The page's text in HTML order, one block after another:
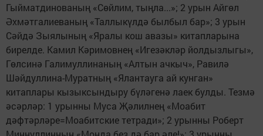
Гыйматдинованың «Сөйлим, тыңла...»; 2 урын Айгөл
Әхмәтгалиеваның «Таллыкүлдә былбыл бар»; 3 урын
Сәйдә Зыялының «Яралы кош авазы» китапларына
бирелде. Камил Кәримовнең «Игезәкләр йолдызлыгы»,
Гөлсинә Галимуллинаның «Алтын ачкыч», Равилә
Шәйдуллина-Муратның «Ялантауга ай кунган»
китаплары кызыксындыру бүләгенә лаек булды. Тезмә
әсәрләр: 1 урынны Муса Җәлилнең «Моабит
дәфтәрләре=Моабитские тетради»; 2 урынны Роберт